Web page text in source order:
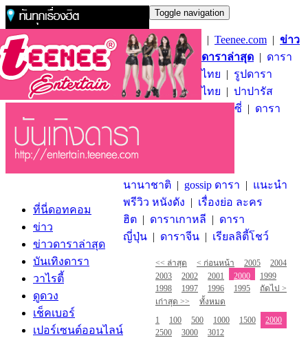
Toggle navigation
ที่นี่ดอทคอม
ข่าว
ข่าวดาราล่าสุด
บันเทิงดารา
วาไรตี้
ดูดวง
เช็คเบอร์
เปอร์เซนต์ออนไลน์
| Teenee.com | ข่าว
ดาราล่าสุด | ดารา
ไทย | รูปดารา
ไทย | ปาปารัส
ซี่ | ดารา
นานาชาติ | gossip ดารา | แนะนำ
พรีวิว หนังดัง | เรื่องย่อ ละคร
ฮิต | ดาราเกาหลี | ดารา
ญี่ปุ่น | ดาราจีน | เรียลลิตี้โชว์
<< ล่าสุด < ก่อนหน้า 2005
2004
2003
2002 2001 2000
1999
1998
1997 1996 1995
ถัดไป >
เก่าสุด >>
ทั้งหมด
1
100 500 1000 1500
2000
2500
3000 3012